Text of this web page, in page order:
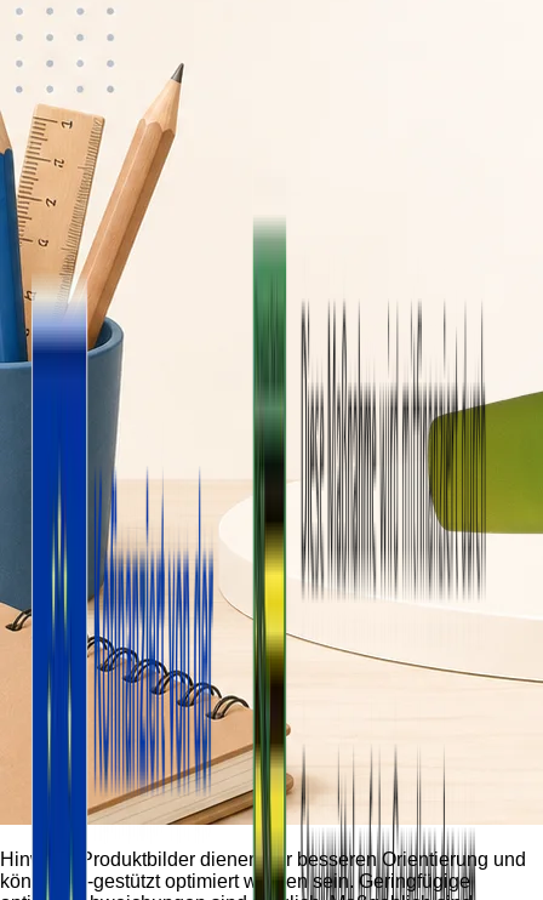
Hinweis:
Produktbilder dienen der besseren Orientierung und
können KI-gestützt optimiert worden sein. Geringfügige